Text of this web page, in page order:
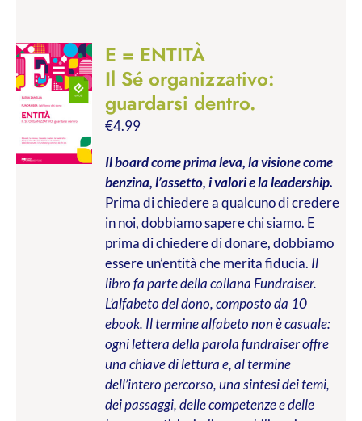
E = ENTITÀ
Il Sé organizzativo:
guardarsi dentro.
€4.99
Il board come prima leva, la visione come
benzina, l’assetto, i valori e la leadership.
Prima di chiedere a qualcuno di credere
in noi, dobbiamo sapere chi siamo. E
prima di chiedere di donare, dobbiamo
essere un’entità che merita fiducia. Il
libro fa parte della collana Fundraiser.
L’alfabeto del dono, composto da 10
ebook. Il termine alfabeto non è casuale:
ogni lettera della parola fundraiser offre
una chiave di lettura e, al termine
dell’intero percorso, una sintesi dei temi,
dei passaggi, delle competenze e delle